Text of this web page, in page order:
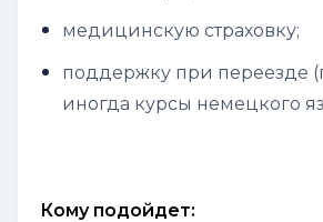
медицинскую страховку;
поддержку при переезде
иногда курсы немецкого
Кому подойдет: